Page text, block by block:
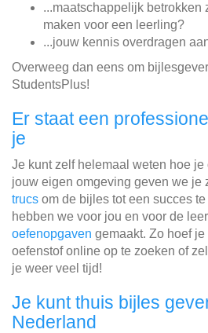
...maatschappelijk betrokken
maken voor een leerling?
...jouw kennis overdragen
Overweeg dan eens om
StudentsPlus!
Er staat een
je
Je kunt zelf helemaal weten hoe
jouw eigen omgeving geven we je
trucs om de bijles tot een succes
hebben we voor jou en voor de
oefenopgaven gemaakt. Zo hoef
oefenstof online op te zoeken of
je weer veel tijd!
Je kunt thuis bijles
Nederland